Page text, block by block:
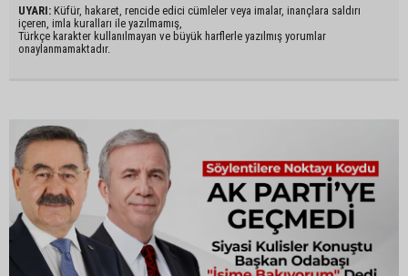
UYARI: Küfür, hakaret, rencide edici cümleler veya imalar, inançlara saldırı
içeren, imla kuralları ile yazılmamış,
Türkçe karakter kullanılmayan ve büyük harflerle yazılmış yorumlar
onaylanmamaktadır.